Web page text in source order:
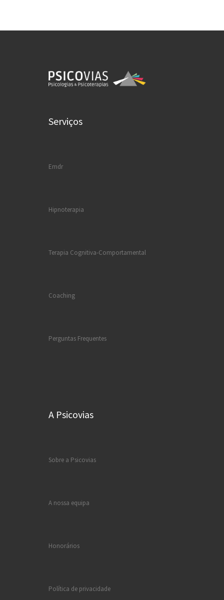
Serviços
Emdr
Hipnoterapia
Terapia Cognitiva-Comportamental
Coaching
Perguntas Frequentes
A Psicovias
Sobre a Psicovias
A nossa equipa
Honorários
Política de privacidade